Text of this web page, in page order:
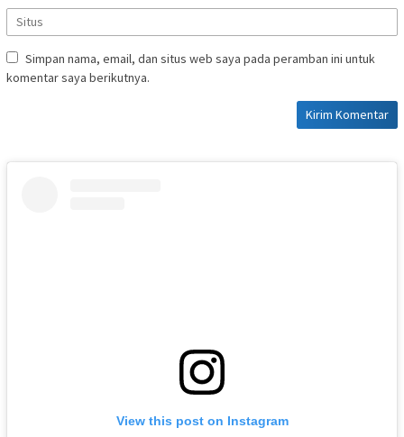
Simpan nama, email, dan situs web saya pada peramban ini untuk
komentar saya berikutnya.
View this post on Instagram